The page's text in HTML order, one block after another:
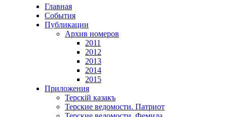
Главная
События
Публикации
Архив номеров
2011
2012
2013
2014
2015
Приложения
Терскiй казакъ
Терские ведомости. Патриот